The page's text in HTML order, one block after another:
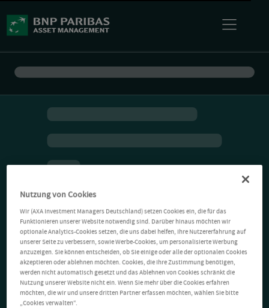
Nutzung von Cookies
Wir (AXA Investment Managers Deutschland) setzen Cookies ein, die für das
Funktionieren unserer Website notwendig sind. Darüber hinaus möchten wir
optionale Analytics-Cookies setzen, die uns dabei helfen, Ihre Nutzererfahrung auf
unserer Seite zu verbessern, sowie Werbe-Cookies, um personalisierte Werbung
anzuzeigen. Sie können entscheiden, ob Sie einige oder alle der optionalen Cookies
akzeptieren oder ablehnen möchten. Cookies, die Ihre Zustimmung benötigen,
werden nicht automatisch gesetzt und das Ablehnen von Cookies schränkt die
Nutzung unserer Website nicht ein. Wenn Sie mehr über die Cookies erfahren
möchten, die wir und unsere dritten Partner erfassen möchten, wählen Sie bitte
„Cookies verwalten“.